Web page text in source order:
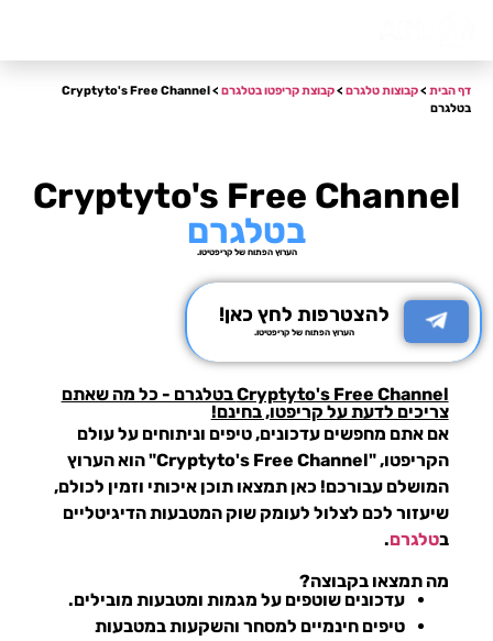
דף הבית >קבוצות טלגרם >קבוצת קריפטו בטלגרם
> Cryptyto's Free Channel
בטלגרם
Cryptyto's Free Channel
בטלגרם
הערוץ הפתוח של קריפטיטו.
להצטרפות לחץ כאן!
הערוץ הפתוח של קריפטיטו.
Cryptyto's Free Channel בטלגרם - כל מה שאתם
צריכים לדעת על קריפטו, בחינם!
אם אתם מחפשים עדכונים, טיפים וניתוחים על עולם
הקריפטו,"Cryptyto's Free Channel"
הוא הערוץ
המושלם עבורכם! כאן תמצאו תוכן איכותי וזמין לכולם,
שיעזור לכם לצלול לעומק שוק המטבעות הדיגיטליים
בטלגרם.
מה תמצאו בקבוצה?
עדכונים שוטפים על מגמות ומטבעות מובילים.
טיפים חינמיים למסחר והשקעותבמטבעות